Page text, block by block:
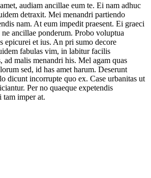
audiam ancillae eum te. Ei nam adhuc
detraxit. Mei menandri partiendo
nam. At eum impedit praesent. Ei graeci
ancillae ponderum. Probo voluptua
epicurei et ius. An pri sumo decore
fabulas vim, in labitur facilis
ad malis menandri his. Mel agam quas
sed, id has amet harum. Deserunt
dicunt incorrupte quo ex. Case urbanitas ut
Per no quaeque expetendis
tam imper at.